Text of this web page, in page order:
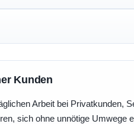
Kunden
Arbeit bei Privatkunden,
sich ohne unnötige Umwege